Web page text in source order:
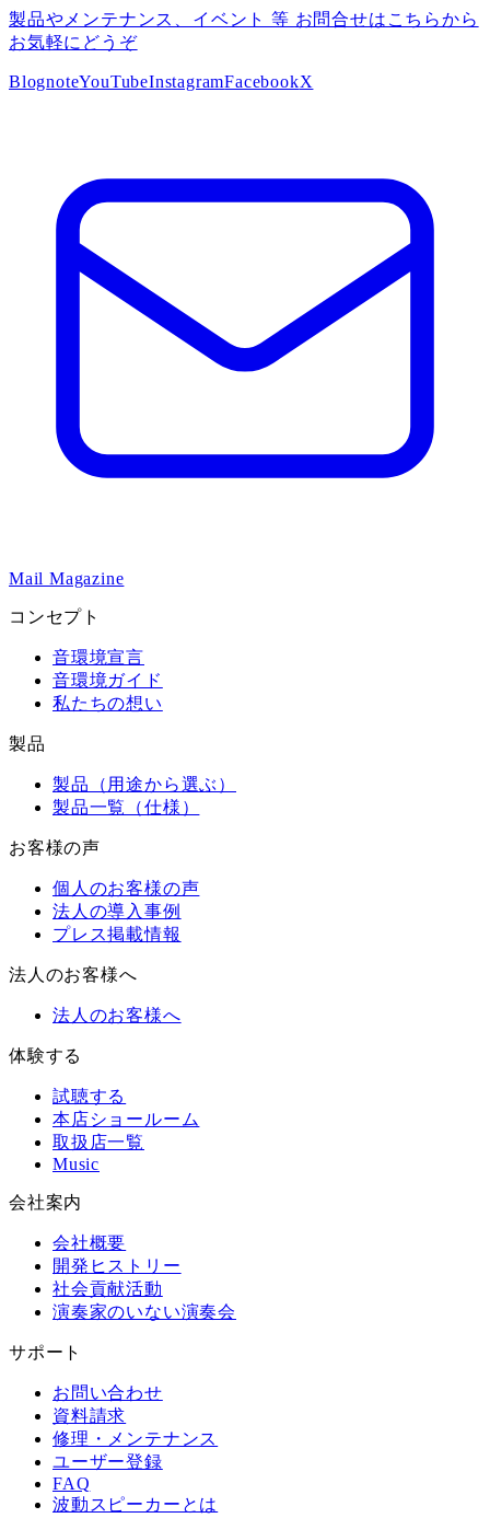
製品やメンテナンス、イベント 等 お問合せはこちらから
お気軽にどうぞ
BlognoteYouTubeInstagramFacebookX
Mail Magazine
コンセプト
音環境宣言
音環境ガイド
私たちの想い
製品
製品（用途から選ぶ）
製品一覧（仕様）
お客様の声
個人のお客様の声
法人の導入事例
プレス掲載情報
法人のお客様へ
法人のお客様へ
体験する
試聴する
本店ショールーム
取扱店一覧
Music
会社案内
会社概要
開発ヒストリー
社会貢献活動
演奏家のいない演奏会
サポート
お問い合わせ
資料請求
修理・メンテナンス
ユーザー登録
FAQ
波動スピーカーとは